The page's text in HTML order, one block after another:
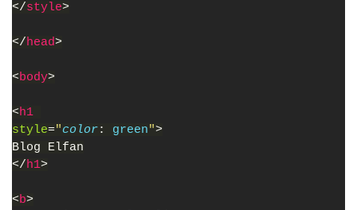
</style>
</head>
<body>
<h1
style="color: green">
Blog Elfan
</h1>
<b>